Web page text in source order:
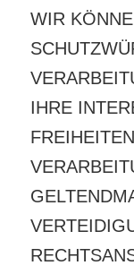
WIR
IHRE